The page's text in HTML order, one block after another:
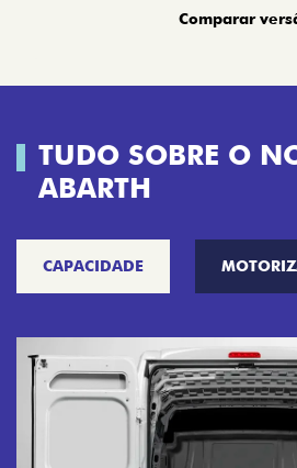
Comparar
TUDO SOBRE O
ABARTH
CAPACIDADE